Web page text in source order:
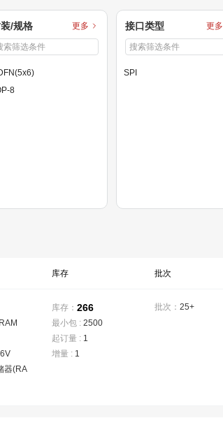
/规格 更多
8
接口类型 更多
SPI
库存 批次
器(RA
库存：266
最小包 :2500
起订量 : 1
增量 : 1
批次： 25+